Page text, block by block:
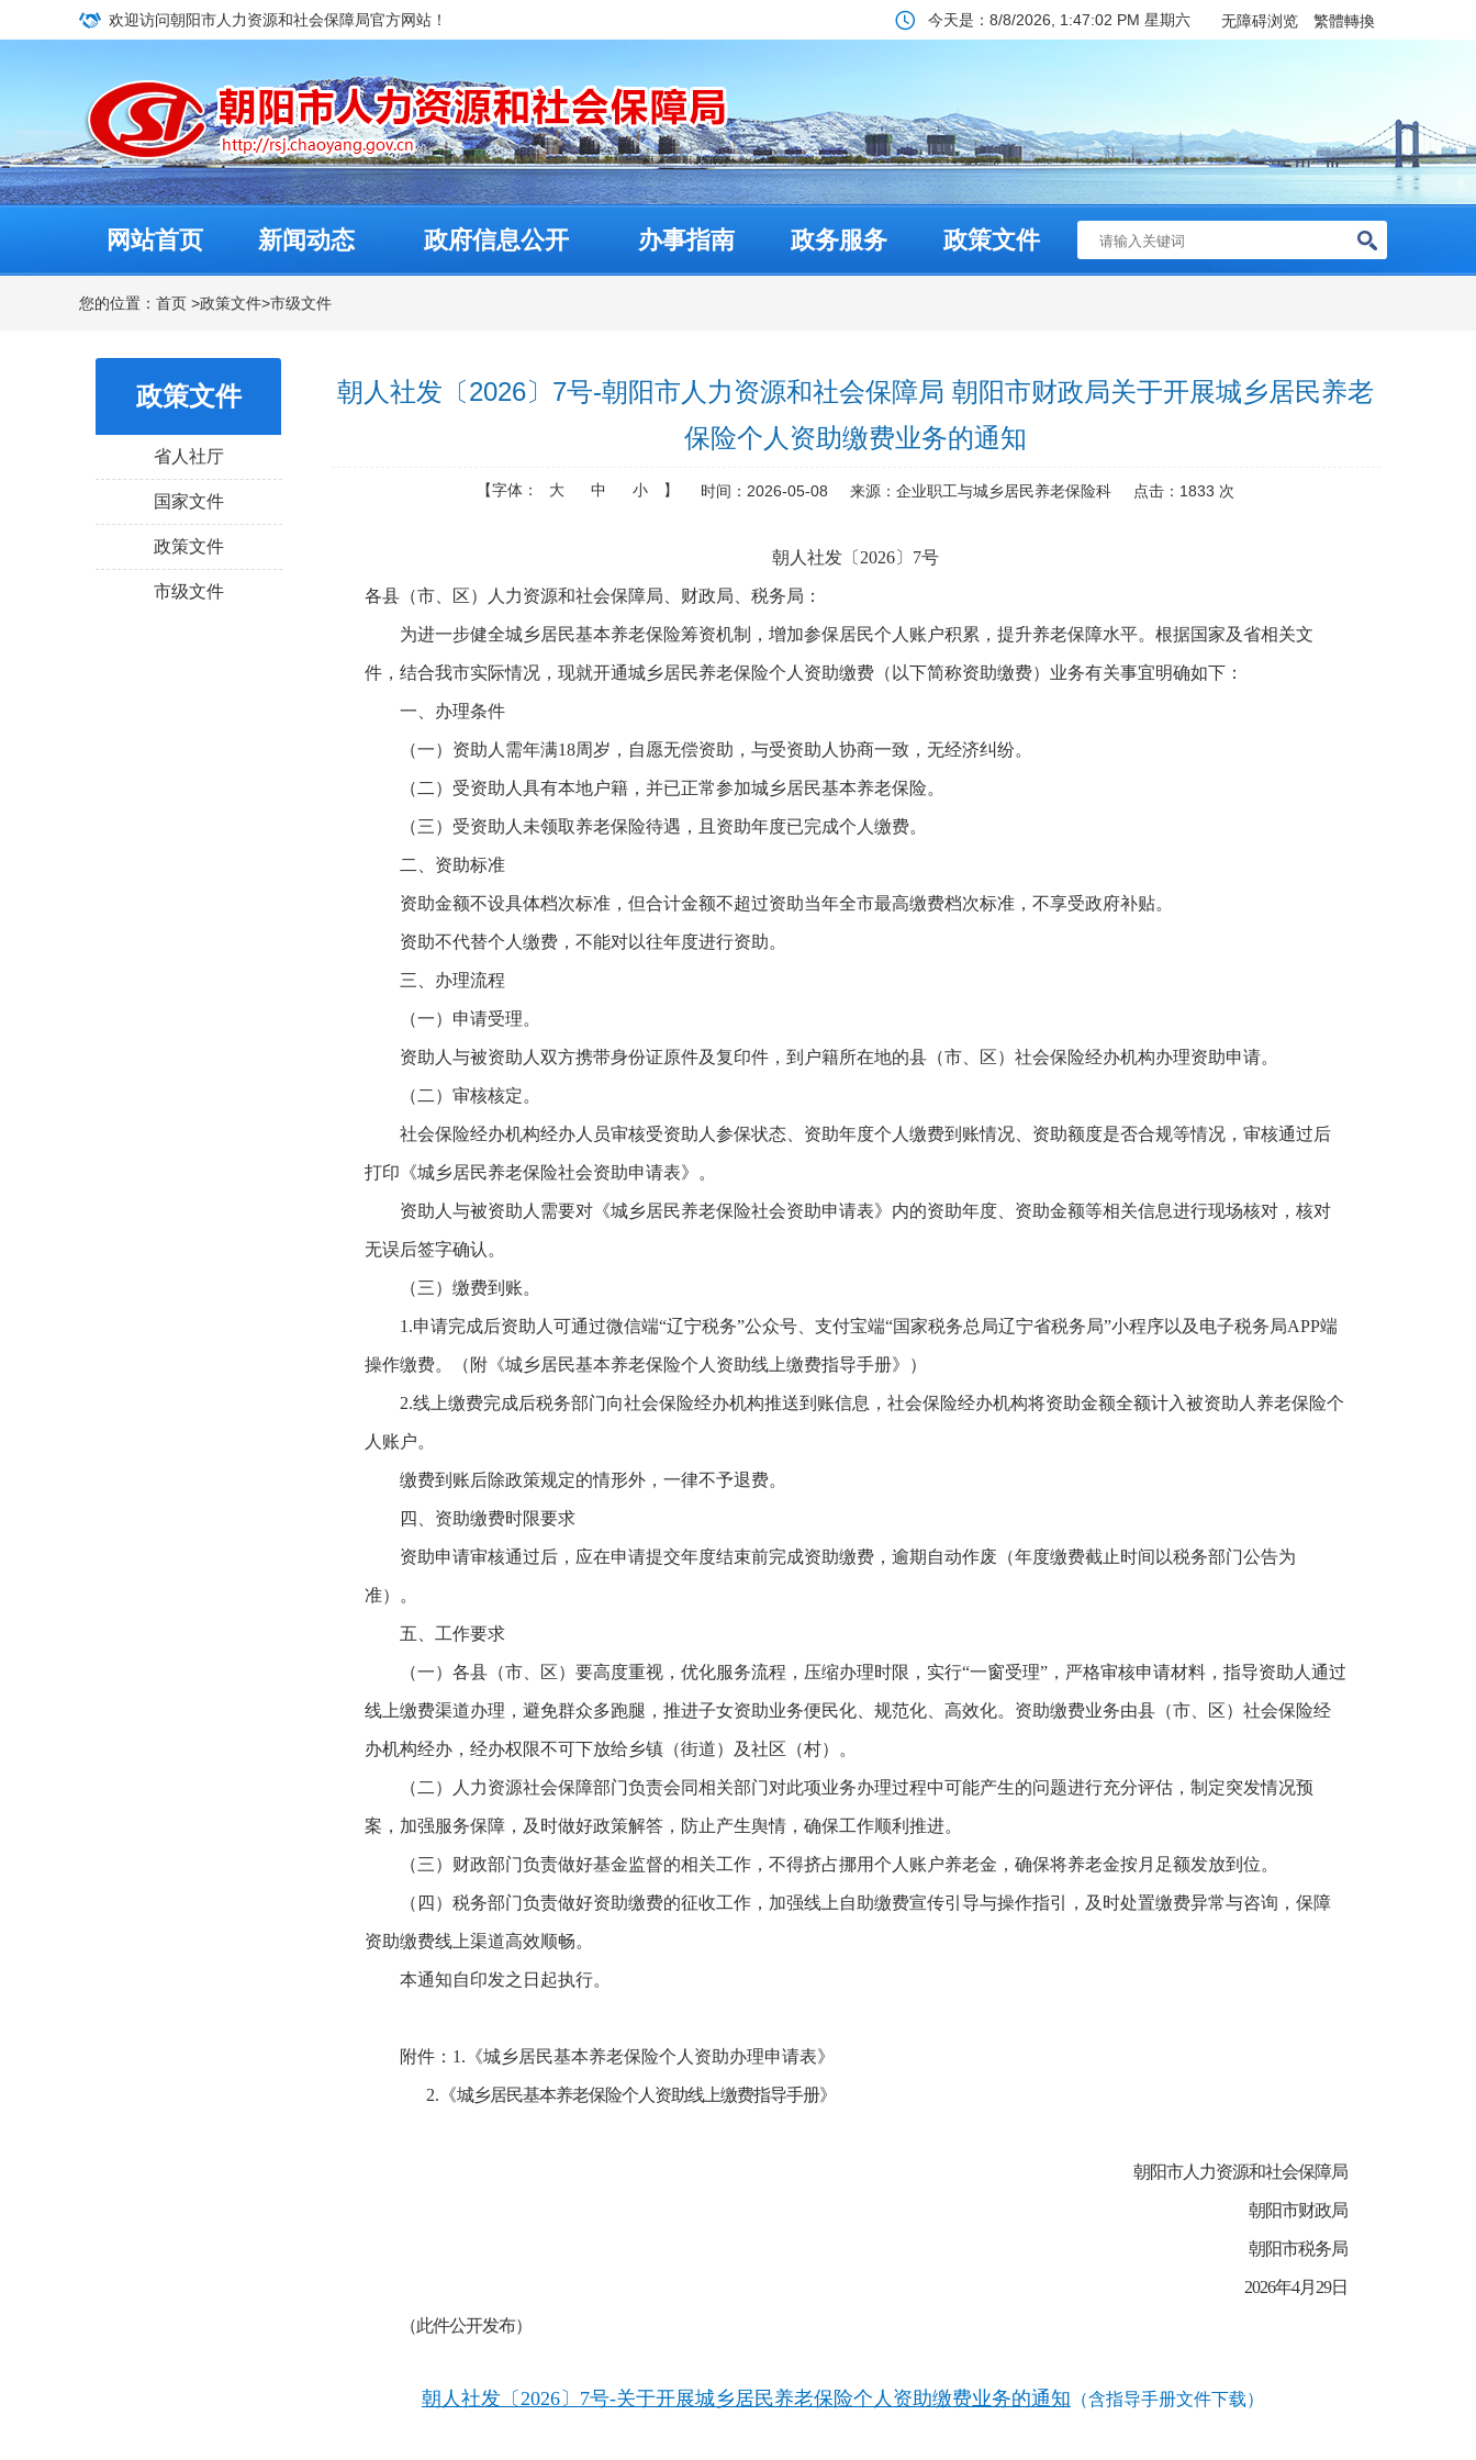
欢迎访问朝阳市人力资源和社会保障局官方网站！ 今天是： 8/8/2026, 1:47:02 PM 星期六 无障碍浏览 繁體轉換
网站首页 新闻动态 政府信息公开 办事指南 政务服务 政策文件
您的位置： 首页 >政策文件>市级文件
政策文件
省人社厅
国家文件
政策文件
市级文件
朝人社发〔2026〕7号-朝阳市人力资源和社会保障局 朝阳市财政局关于开展城乡居民养老
保险个人资助缴费业务的通知
【字体： 大 中 小 】 时间：2026-05-08 来源：企业职工与城乡居民养老保险科 点击： 1833 次
朝人社发 〔2026〕 7号
各县（市、区）人力资源和社会保障局、财政局、税务局：
为进一步健全城乡居民基本养老保险筹资机制，增加参保居民个人账户积累，提升养老保障水平。根据国家及省相关文
件，结合我市实际情况，现就开通城乡居民养老保险个人资助缴费（以下简称资助缴费）业务有关事宜明确如下：
一、办理条件
（一）资助人需年满18周岁，自愿无偿资助，与受资助人协商一致，无经济纠纷。
（二）受资助人具有本地户籍，并已正常参加城乡居民基本养老保险。
（三）受资助人未领取养老保险待遇，且资助年度已完成个人缴费。
二、资助标准
资助金额不设具体档次标准，但合计金额不超过资助当年全市最高缴费档次标准，不享受政府补贴。
资助不代替个人缴费，不能对以往年度进行资助。
三、办理流程
（一）申请受理。
资助人与被资助人双方携带身份证原件及复印件，到户籍所在地的县（市、区）社会保险经办机构办理资助申请。
（二）审核核定。
社会保险经办机构经办人员审核受资助人参保状态、资助年度个人缴费到账情况、资助额度是否合规等情况，审核通过后
打印《城乡居民养老保险社会资助申请表》。
资助人与被资助人需要对《城乡居民养老保险社会资助申请表》内的资助年度、资助金额等相关信息进行现场核对，核对
无误后签字确认。
（三）缴费到账。
1.申请完成后资助人可通过微信端“辽宁税务”公众号、支付宝端“国家税务总局辽宁省税务局”小程序以及电子税务局APP端
操作缴费。（附《城乡居民基本养老保险个人资助线上缴费指导手册》）
2.线上缴费完成后税务部门向社会保险经办机构推送到账信息，社会保险经办机构将资助金额全额计入被资助人养老保险个
人账户。
缴费到账后除政策规定的情形外，一律不予退费。
四、资助缴费时限要求
资助申请审核通过后，应在申请提交年度结束前完成资助缴费，逾期自动作废（年度缴费截止时间以税务部门公告为
准）。
五、工作要求
（一）各县（市、区）要高度重视，优化服务流程，压缩办理时限，实行“一窗受理”，严格审核申请材料，指导资助人通过
线上缴费渠道办理，避免群众多跑腿，推进子女资助业务便民化、规范化、高效化。资助缴费业务由县（市、区）社会保险经
办机构经办，经办权限不可下放给乡镇（街道）及社区（村）。
（二）人力资源社会保障部门负责会同相关部门对此项业务办理过程中可能产生的问题进行充分评估，制定突发情况预
案，加强服务保障，及时做好政策解答，防止产生舆情，确保工作顺利推进。
（三）财政部门负责做好基金监督的相关工作，不得挤占挪用个人账户养老金，确保将养老金按月足额发放到位。
（四）税务部门负责做好资助缴费的征收工作，加强线上自助缴费宣传引导与操作指引，及时处置缴费异常与咨询，保障
资助缴费线上渠道高效顺畅。
本通知自印发之日起执行。
附件：1.《城乡居民基本养老保险个人资助办理申请表》
2. 《城乡居民基本养老保险个人资助线上缴费指导手册》
朝阳市人力资源和社会保障局
朝阳市财政局
朝阳市税务局
2026年4月29日
（此件公开发布）
朝人社发〔2026〕7号-关于开展城乡居民养老保险个人资助缴费业务的通知 （含指导手册文件下载）